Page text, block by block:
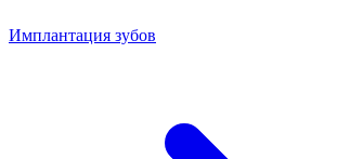
Имплантация зубов